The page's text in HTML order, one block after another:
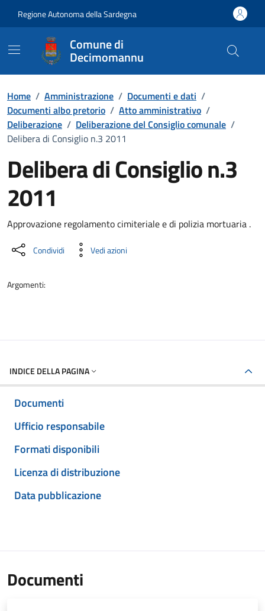
Regione Autonoma della Sardegna
Comune di
Decimomannu
Home / Amministrazione / Documenti e dati /
Documenti albo pretorio / Atto amministrativo /
Deliberazione / Deliberazione del Consiglio comunale /
Delibera di Consiglio n.3 2011
Delibera di Consiglio n.3
2011
Dettaglio del documento
Approvazione regolamento cimiteriale e di polizia mortuaria .
Condividi Vedi azioni
Argomenti:
INDICE DELLA PAGINA
Documenti
Ufficio responsabile
Formati disponibili
Licenza di distribuzione
Data pubblicazione
Documenti